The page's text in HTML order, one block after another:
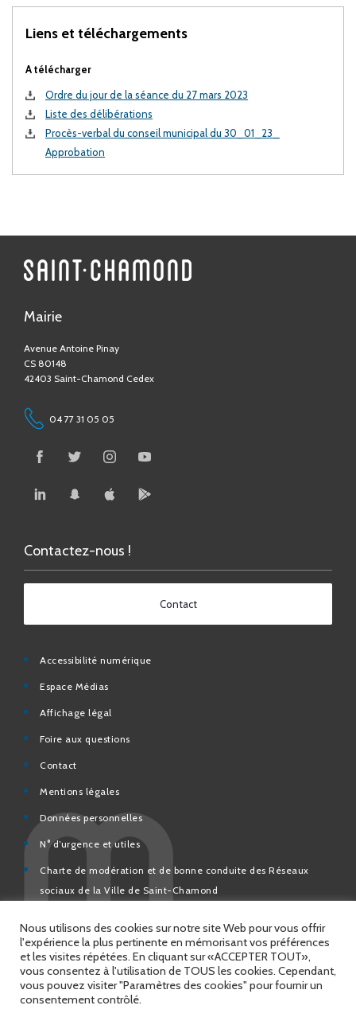
Liens et téléchargements
A télécharger
Ordre du jour de la séance du 27 mars 2023
Liste des délibérations
Procès-verbal du conseil municipal du 30_01_23_
Approbation
Mairie
Avenue Antoine Pinay
CS 80148
42403 Saint-Chamond Cedex
04 77 31 05 05
Contactez-nous !
Contact
Accessibilité numérique
Espace Médias
Affichage légal
Foire aux questions
Contact
Mentions légales
Données personnelles
N° d’urgence et utiles
Charte de modération et de bonne conduite des Réseaux
sociaux de la Ville de Saint-Chamond
© 2026 Copyright Ville de Saint-Chamond
Nous utilisons des cookies sur notre site Web pour vous offrir
l'expérience la plus pertinente en mémorisant vos préférences
et les visites répétées. En cliquant sur «ACCEPTER TOUT»,
vous consentez à l'utilisation de TOUS les cookies. Cependant,
vous pouvez visiter "Paramètres des cookies" pour fournir un
consentement contrôlé.